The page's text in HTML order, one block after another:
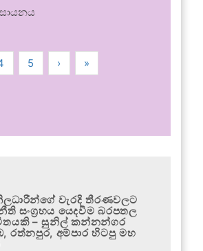
5 › »
වැරදි තීරණවලට
සංග්‍රහය යෙදවීම බරපතල
– සුනිල් කන්නන්ගර
රත්නපුර, අම්පාර හිටපු මහ